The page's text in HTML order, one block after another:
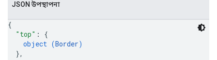
JSON উপস্থাপনা
{
"top" : {
object (Border)
},